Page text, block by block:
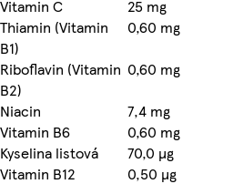
Vitamin C
25 mg
Thiamin (Vitamin
B1)
0,60 mg
Riboflavin (Vitamin
B2)
0,60 mg
Niacin
7,4 mg
Vitamin B6
0,60 mg
Kyselina listová
70,0 µg
Vitamin B12
0,50 µg